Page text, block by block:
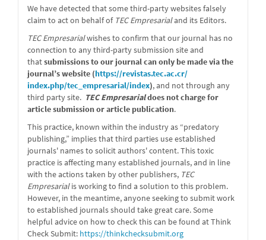
We have detected that some third-party websites falsely
claim to act on behalf of TEC Empresarialand its Editors.
TEC Empresarialwishes to confirm that our journal has no
connection to any third-party submission site and
thatsubmissions to our journal can only be made via the
journal’s website (https://revistas.tec.ac.cr/
index.php/tec_empresarial/index), and not through any
third party site. TEC Empresarialdoes not charge for
article submission or article publication.
This practice, known within the industry as “predatory
publishing,” implies that third parties use established
journals' names to solicit authors' content. This toxic
practice is affecting many established journals, and in line
with the actions taken by other publishers, TEC
Empresarialis working to find a solution to this problem.
However, in the meantime, anyone seeking to submit work
to established journals should take great care. Some
helpful advice on how to check this can be found at Think
Check Submit: https://thinkchecksubmit.org